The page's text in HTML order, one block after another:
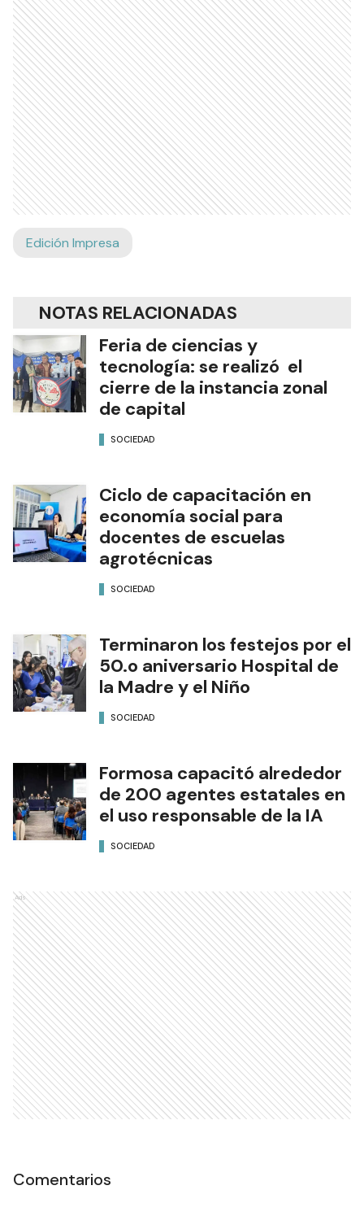
Edición Impresa
NOTAS RELACIONADAS
Feria de ciencias y
tecnología: se realizó el
cierre de la instancia zonal
de capital
SOCIEDAD
Ciclo de capacitación en
economía social para
docentes de escuelas
agrotécnicas
SOCIEDAD
Terminaron los festejos por el
50.o aniversario Hospital de
la Madre y el Niño
SOCIEDAD
Formosa capacitó alrededor
de 200 agentes estatales en
el uso responsable de la IA
SOCIEDAD
Ads
Comentarios